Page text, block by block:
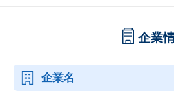
企業
企業名